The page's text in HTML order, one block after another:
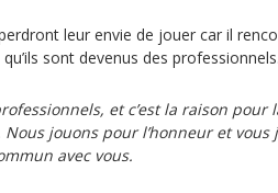
leur envie de jouer car il
sont devenus des
et c’est la raison
jouons pour l’honneur et vous
avec vous.